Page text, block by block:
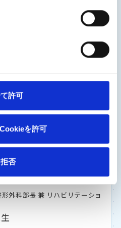
許可
を許可
拒否
働者健康安全機構 神戸労災病院
、歳だからと諦めていま
があれば専門医に相談
外科部長 兼 リハビリテーショ